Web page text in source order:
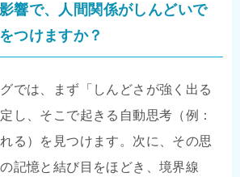
響で、人間関係がしんどいで
つけますか？
では、まず「しんどさが強く出る
し、そこで起きる自動思考（例：
る）を見つけます。次に、その思
記憶と結び目をほどき、境界線